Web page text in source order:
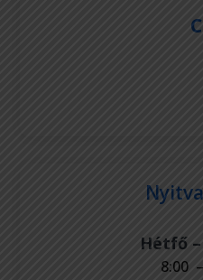
Hétfő
8:00